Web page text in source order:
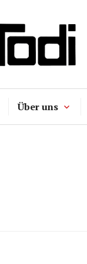
hoTodi
Über uns